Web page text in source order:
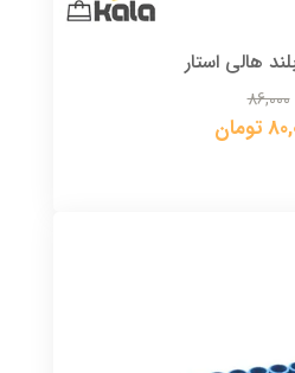
هالی استار
86,000